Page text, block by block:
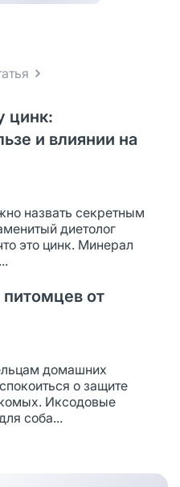
цинк:
и влиянии на
назвать секретным
диетолог
это цинк. Минерал
от
домашних
о защите
Иксодовые
соба...